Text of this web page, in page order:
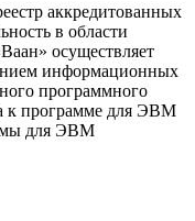
аккредитованных
в области
осуществляет
информационных
программного
к программе для ЭВМ
для ЭВМ